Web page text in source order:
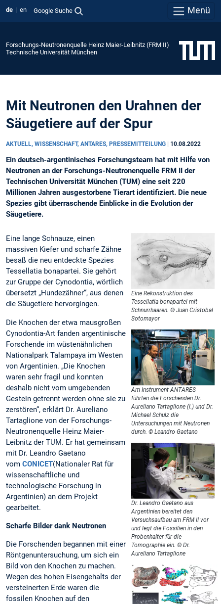
de en Google Suche Menü
Forschungs-Neutronenquelle Heinz Maier-Leibnitz (FRM II)
Technische Universität München
Mit Neutronen den Urahnen der
Säugetiere auf der Spur
AKTUELL, WISSENSCHAFT, ANTARES, PRESSEMITTEILUNG 10.08.2022
Ein deutsch-argentinisches Forschungsteam hat mit Hilfe von
Neutronen an der Forschungs-Neutronenquelle FRM II der
Technischen Universität München (TUM) eine seit 220
Millionen Jahren ausgestorbene Tierart identifiziert. Die neue
Spezies gibt überraschende Einblicke in die Evolution der
Säugetiere.
Eine Rekonstruktion des
Tessellatia bonapartei mit
Schnurrhaaren. © Juan Cristobal
Sotomayor
Am Instrument ANTARES
führten die Forschenden Dr.
Aureliano Tartaglione (l.) und Dr.
Michael Schulz die
Untersuchungen mit Neutronen
durch. © Leandro Gaetano
Dr. Leandro Gaetano aus
Argentinien bereitet den
Versuchsaufbau am FRM II vor
und legt die Fossilien in den
Probenhalter für die
Tomographie ein. © Dr.
Aureliano Tartaglione
Eine lange Schnauze, einen
massiven Kiefer und scharfe Zähne
besaß die neu entdeckte Spezies
Tessellatia bonapartei. Sie gehört
zur Gruppe der Cynodontia, wörtlich
übersetzt „Hundezähner“, aus denen
die Säugetiere hervorgingen.
Die Knochen der etwa mausgroßen
Cynodontia-Art fanden argentinische
Forschende im wüstenähnlichen
Nationalpark Talampaya im Westen
von Argentinien. „Die Knochen
waren sehr fragil und konnten
deshalb nicht vom umgebenden
Gestein getrennt werden ohne sie zu
zerstören“, erklärt Dr. Aureliano
Tartaglione von der Forschungs-
Neutronenquelle Heinz Maier-
Leibnitz der TUM. Er hat gemeinsam
mit Dr. Leandro Gaetano
vom CONICET(Nationaler Rat für
wissenschaftliche und
technologische Forschung in
Argentinien) an dem Projekt
gearbeitet.
Scharfe Bilder dank Neutronen
Die Forschenden begannen mit einer
Röntgenuntersuchung, um sich ein
Bild von den Knochen zu machen.
Wegen des hohen Eisengehalts der
versteinerten Erde waren die
fossilen Knochen auf den